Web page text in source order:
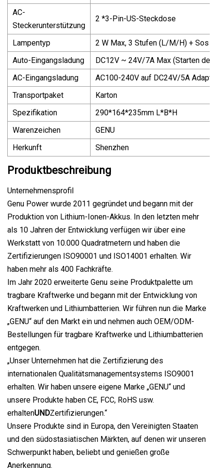
AC-
Steckerunterstützung
2 *3-Pin-US-Steckdose
Lampentyp
2 W Max, 3 Stufen (L/M/H) + Sos
Auto-Eingangsladung
DC12V ~ 24V/7A Max (Starten des
AC-Eingangsladung
AC100-240V auf DC24V/5A
Transportpaket
Karton
Spezifikation
290*164*235mm L*B*H
Warenzeichen
GENU
Herkunft
Shenzhen
Produktbeschreibung
Unternehmensprofil
Genu Power wurde 2011 gegründet und begann mit der
Produktion von Lithium-Ionen-Akkus. In den letzten mehr
als 10 Jahren der Entwicklung verfügen wir über eine
Werkstatt von 10.000 Quadratmetern und haben die
Zertifizierungen ISO90001 und ISO14001 erhalten. Wir
haben mehr als 400 Fachkräfte.
Im Jahr 2020 erweiterte Genu seine Produktpalette um
tragbare Kraftwerke und begann mit der Entwicklung von
Kraftwerken und Lithiumbatterien. Wir führen nun die Marke
„GENU“ auf den Markt ein und nehmen auch OEM/ODM-
Bestellungen für tragbare Kraftwerke und Lithiumbatterien
entgegen.
„Unser Unternehmen hat die Zertifizierung des
internationalen Qualitätsmanagementsystems ISO9001
erhalten. Wir haben unsere eigene Marke „GENU“ und
unsere Produkte haben CE, FCC, RoHS usw.
erhaltenUNDZertifizierungen.“
Unsere Produkte sind in Europa, den Vereinigten Staaten
und den südostasiatischen Märkten, auf denen wir unseren
Schwerpunkt haben, beliebt und genießen große
Anerkennung.